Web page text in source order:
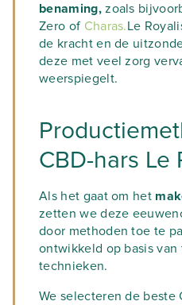
benaming,zoals
Zero of Charas.Le
de kracht en de
deze met veel zorg
weerspiegelt.
CBD-hars Le
Als het gaat om het
zetten we deze
door methoden toe te
ontwikkeld op basis
technieken.
We selecteren de beste